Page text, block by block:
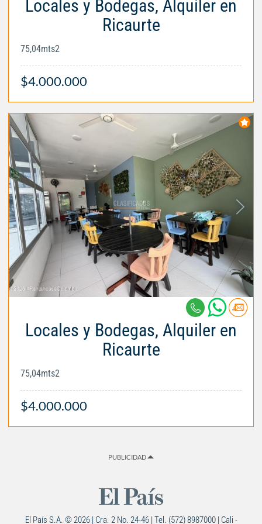
Locales y Bodegas, Alquiler en
Ricaurte
75,04mts2
$4.000.000
Locales y Bodegas, Alquiler en
Ricaurte
75,04mts2
$4.000.000
PUBLICIDAD
El País S.A. © 2026 | Cra. 2 No. 24-46 | Tel. (572) 8987000 | Cali -